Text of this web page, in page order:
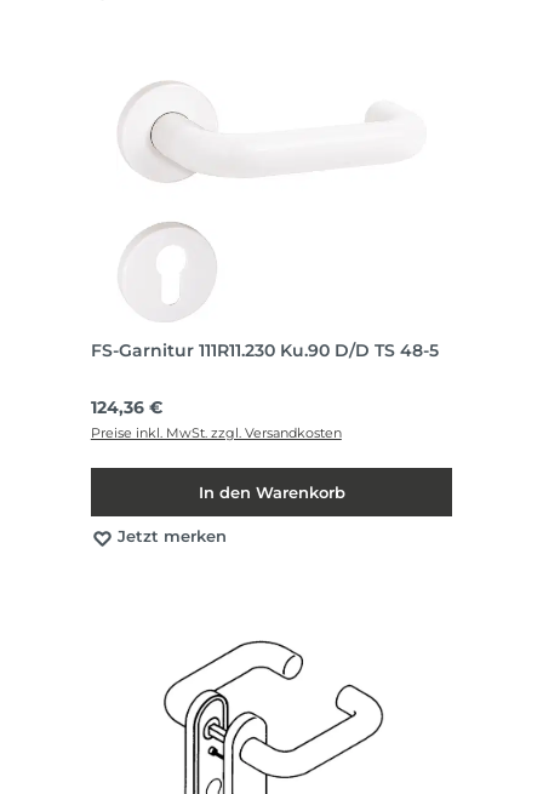
FS-Garnitur 111R11.230 Ku.90 D/D TS 48-5
Regulärer Preis:
124,36 €
Preise inkl. MwSt. zzgl. Versandkosten
In den Warenkorb
Jetzt merken